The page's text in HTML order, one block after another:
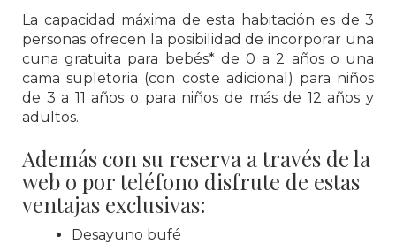
La capacidad máxima de esta habitación es de 3
personas ofrecen la posibilidad de incorporar una
cuna gratuita para bebés* de 0 a 2 años o una
cama supletoria (con coste adicional) para niños
de 3 a 11 años o para niños de más de 12 años y
adultos.
Además con su reserva a través de la
web o por teléfono disfrute de estas
ventajas exclusivas:
Desayuno bufé